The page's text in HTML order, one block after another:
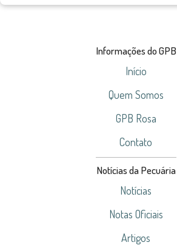
Informações do GPB
Início
Quem Somos
GPB Rosa
Contato
Notícias da Pecuária
Notícias
Notas Oficiais
Artigos